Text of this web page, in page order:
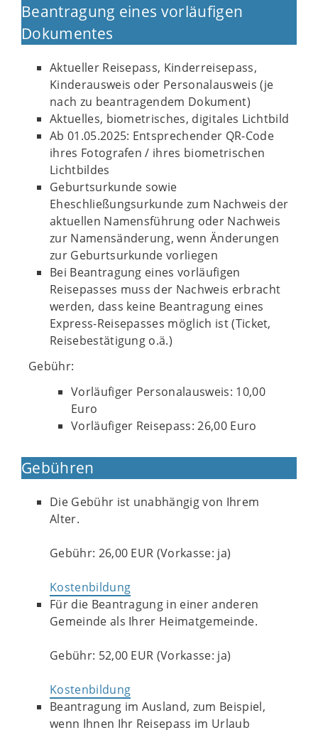
Beantragung eines vorläufigen
Dokumentes
Aktueller Reisepass, Kinderreisepass,
Kinderausweis oder Personalausweis (je
nach zu beantragendem Dokument)
Aktuelles, biometrisches, digitales Lichtbild
Ab 01.05.2025: Entsprechender QR-Code
ihres Fotografen / ihres biometrischen
Lichtbildes
Geburtsurkunde sowie
Eheschließungsurkunde zum Nachweis der
aktuellen Namensführung oder Nachweis
zur Namensänderung, wenn Änderungen
zur Geburtsurkunde vorliegen
Bei Beantragung eines vorläufigen
Reisepasses muss der Nachweis erbracht
werden, dass keine Beantragung eines
Express-Reisepasses möglich ist (Ticket,
Reisebestätigung o.ä.)
Gebühr:
Vorläufiger Personalausweis: 10,00
Euro
Vorläufiger Reisepass: 26,00 Euro
Gebühren
Die Gebühr ist unabhängig von Ihrem
Alter.
Gebühr: 26,00 EUR (Vorkasse: ja)
Kostenbildung
Für die Beantragung in einer anderen
Gemeinde als Ihrer Heimatgemeinde.
Gebühr: 52,00 EUR (Vorkasse: ja)
Kostenbildung
Beantragung im Ausland, zum Beispiel,
wenn Ihnen Ihr Reisepass im Urlaub